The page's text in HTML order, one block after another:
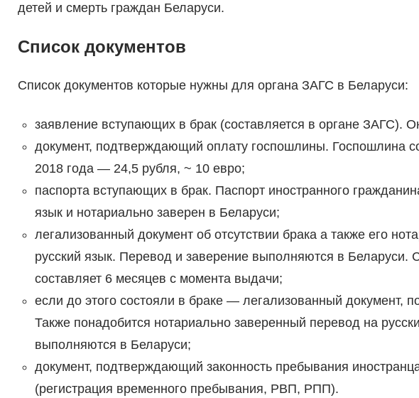
детей и смерть граждан Беларуси. ​
Список документов
Список документов которые нужны для органа ЗАГС в Беларуси:
заявление вступающих в брак (составляется в органе ЗАГС).
документ, подтверждающий оплату госпошлины. Госпошлина
2018 года — 24,5 рубля, ~ 10 евро;
паспорта вступающих в брак. Паспорт иностранного
язык и нотариально заверен в Беларуси;
легализованный документ об отсутствии брака а также его
русский язык. Перевод и заверение выполняются в Беларуси.
составляет 6 месяцев с момента выдачи;
если до этого состояли в браке — легализованный документ,
Также понадобится нотариально заверенный перевод на
выполняются в Беларуси;
документ, подтверждающий законность пребывания
(регистрация временного пребывания, РВП, РПП).